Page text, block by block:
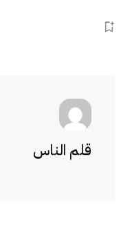
قلم الناس